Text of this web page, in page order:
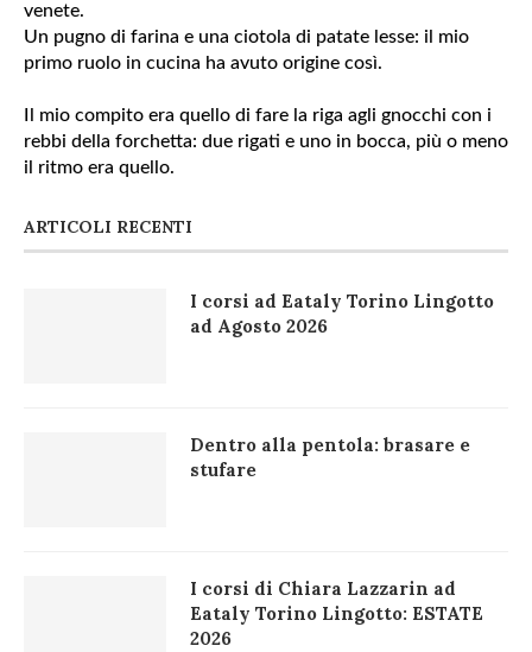
venete.
Un pugno di farina e una ciotola di patate lesse: il mio
primo ruolo in cucina ha avuto origine così.
Il mio compito era quello di fare la riga agli gnocchi con i
rebbi della forchetta: due rigati e uno in bocca, più o meno
il ritmo era quello.
ARTICOLI RECENTI
I corsi ad Eataly Torino Lingotto
ad Agosto 2026
Dentro alla pentola: brasare e
stufare
I corsi di Chiara Lazzarin ad
Eataly Torino Lingotto: ESTATE
2026